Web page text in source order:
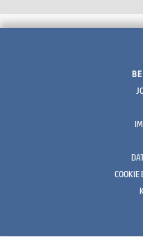
COOKIE